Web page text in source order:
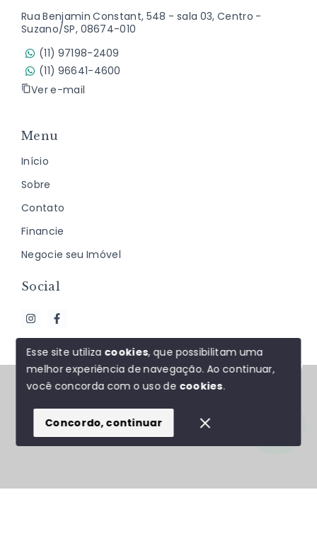
Olá! Estamos disponíveis para te ajudar.
Rua Benjamin Constant, 548 - sala 03, Centro -
Suzano/SP, 08674-010
(11) 97198-2409
(11) 96641-4600
Ver e-mail
Menu
Início
Sobre
Contato
Financie
Negocie seu Imóvel
Social
© Copyright 2026 - J&F ALMEIDA NEGÓCIOS
SITE PARA IMOBILIARIA
Esse site utiliza cookies, que possibilitam uma
melhor experiência de navegação.Ao continuar,
você concorda com o uso de cookies.
Concordo, continuar